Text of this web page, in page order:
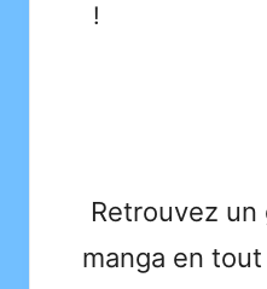
!
Retrouvez
manga en